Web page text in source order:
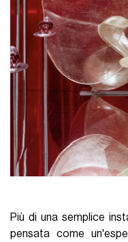
Più di una semplice
pensata come